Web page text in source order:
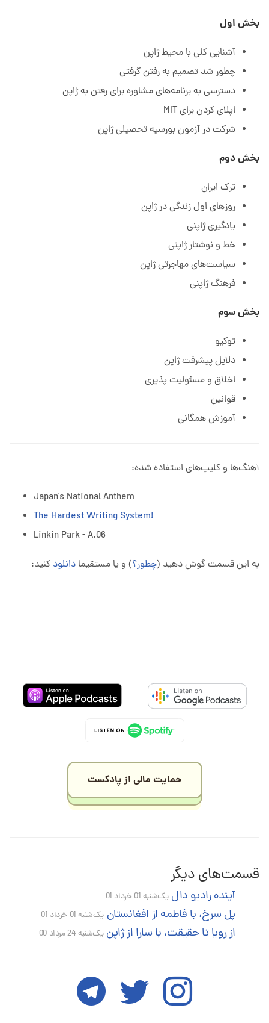
بخش اول
آشنایی کلی با محیط ژاپن
چطور شد تصمیم به رفتن گرفتی
دسترسی به برنامه‌های مشاوره برای رفتن به ژاپن
اپلای کردن برای MIT
شرکت در آزمون بورسیه تحصیلی ژاپن
بخش دوم
ترک ایران
روزهای اول زندگی در ژاپن
یادگیری ژاپنی
خط و نوشتار ژاپنی
سیاست‌های مهاجرتی ژاپن
فرهنگ ژاپنی
بخش سوم
توکیو
دلایل پیشرفت ژاپن
اخلاق و مسئولیت پذیری
قوانین
آموزش همگانی
آهنگ‌ها و کلیپ‌های استفاده شده:
Japan's National Anthem
The Hardest Writing System!
Linkin Park - A.06
به این قسمت گوش دهید (چطور؟) و یا مستقیما دانلود کنید:
حمایت مالی از پادکست
قسمت‌های دیگر
آینده رادیو دالیک‌شنبه 01 خرداد 01
پل سرخ، با فاطمه از افغانستان یک‌شنبه 01 خرداد 01
از رویا تا حقیقت، با سارا از ژاپنیک‌شنبه 24 مرداد 00